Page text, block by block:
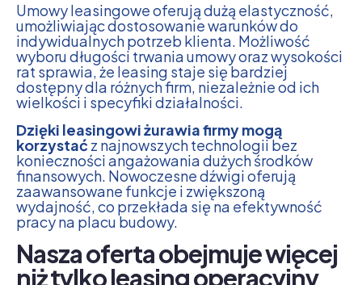
Umowy leasingowe oferują dużą elastyczność,
umożliwiając dostosowanie warunków do
indywidualnych potrzeb klienta. Możliwość
wyboru długości trwania umowy oraz wysokości
rat sprawia, że leasing staje się bardziej
dostępny dla różnych firm, niezależnie od ich
wielkości i specyfiki działalności.
Dzięki leasingowi żurawia firmy mogą
korzystać z najnowszych technologii bez
konieczności angażowania dużych środków
finansowych. Nowoczesne dźwigi oferują
zaawansowane funkcje i zwiększoną
wydajność, co przekłada się na efektywność
pracy na placu budowy.
Nasza oferta obejmuje więcej
niż tylko leasing operacyjny